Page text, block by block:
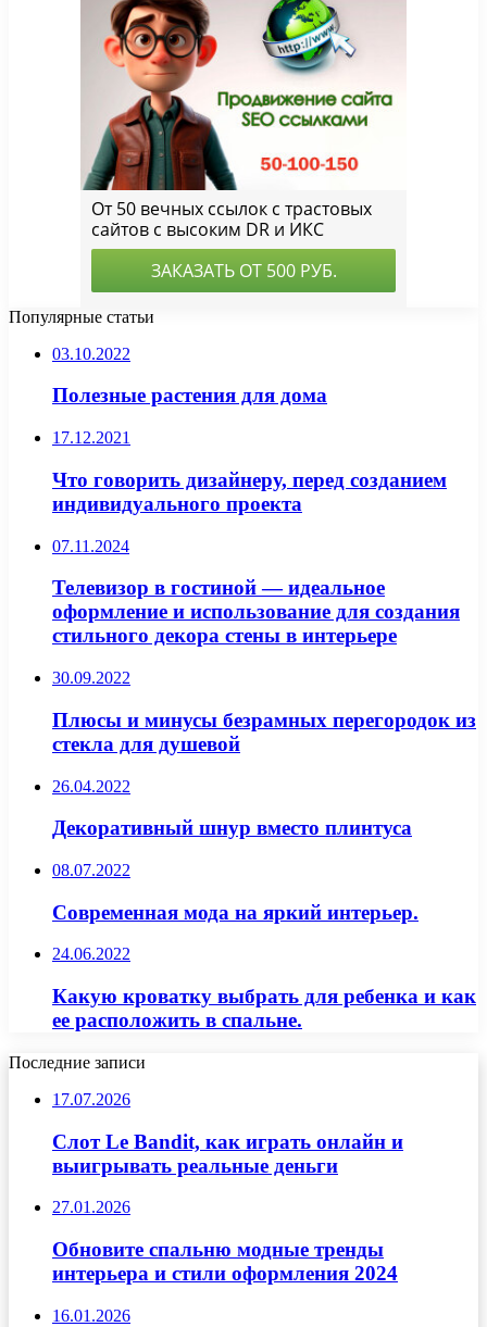
Популярные статьи
03.10.2022
Полезные растения для дома
17.12.2021
Что говорить дизайнеру, перед созданием
индивидуального проекта
07.11.2024
Телевизор в гостиной — идеальное
оформление и использование для создания
стильного декора стены в интерьере
30.09.2022
Плюсы и минусы безрамных перегородок из
стекла для душевой
26.04.2022
Декоративный шнур вместо плинтуса
08.07.2022
Современная мода на яркий интерьер.
24.06.2022
Какую кроватку выбрать для ребенка и как
ее расположить в спальне.
Последние записи
17.07.2026
Слот Le Bandit, как играть онлайн и
выигрывать реальные деньги
27.01.2026
Обновите спальню модные тренды
интерьера и стили оформления 2024
16.01.2026